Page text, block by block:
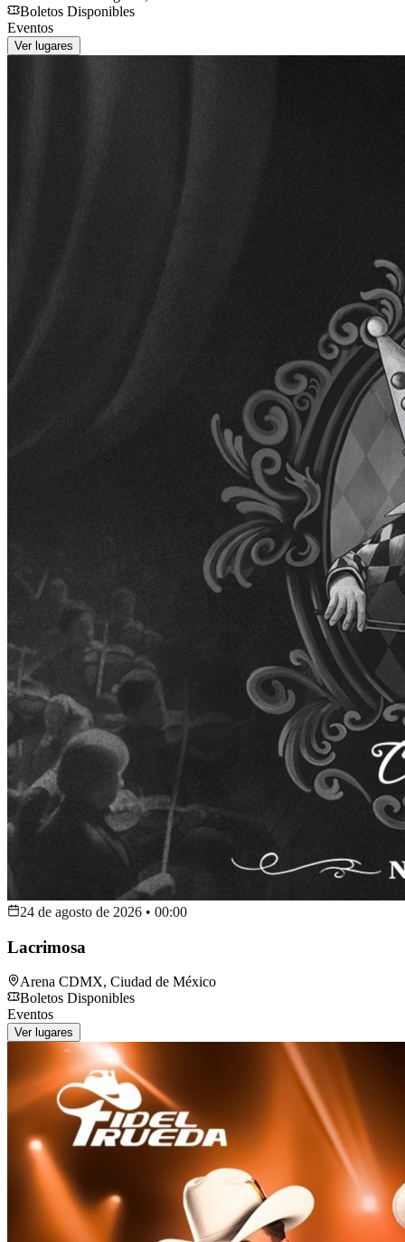
Boletos Disponibles
Eventos
Ver lugares
24 de agosto de 2026 • 00:00
Lacrimosa
Arena CDMX, Ciudad de México
Boletos Disponibles
Eventos
Ver lugares